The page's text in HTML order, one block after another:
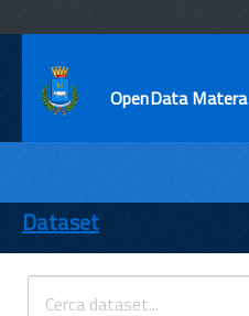
OpenData Matera
ENTI
TEMI
INFORMAZIONI
Dataset